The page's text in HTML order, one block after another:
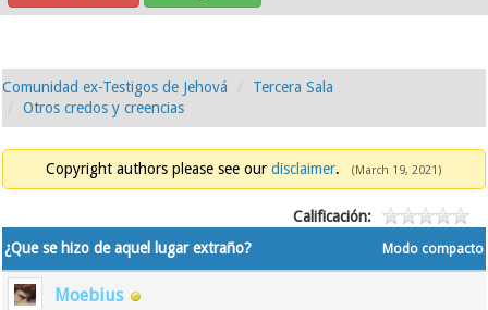
Comunidad ex-Testigos de Jehová
Tercera Sala
Otros credos y creencias
Copyright authors please see our disclaimer. (March 19, 2021)
Calificación:
Modo compacto
¿Que se hizo de aquel lugar extraño?
Moebius